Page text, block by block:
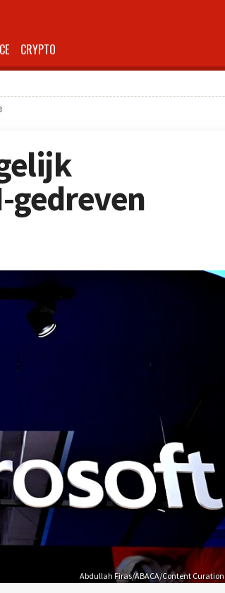
CRYPTO
gedreven
Abdullah Firas/ABACA/Content Curation